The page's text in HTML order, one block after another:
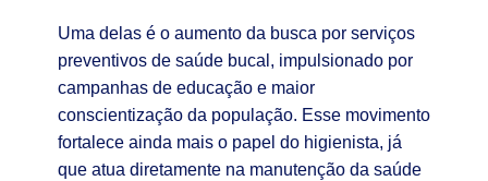
Uma delas é o aumento da busca por serviços
preventivos de saúde bucal, impulsionado por
campanhas de educação e maior
conscientização da população. Esse movimento
fortalece ainda mais o papel do higienista, já
que atua diretamente na manutenção da saúde